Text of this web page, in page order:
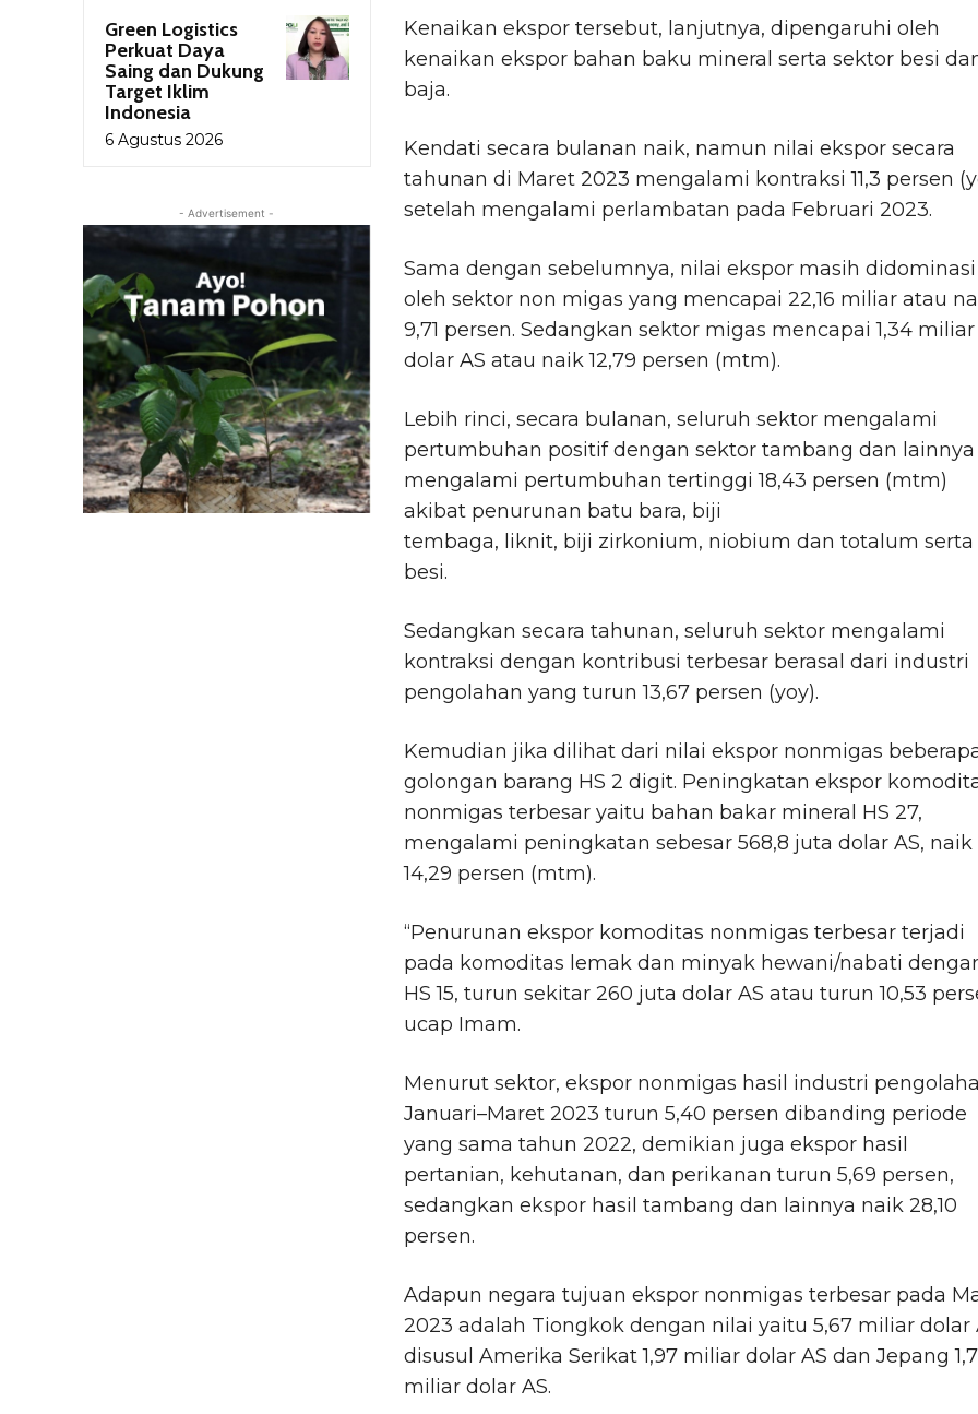
Green Logistics
Perkuat Daya
Saing dan Dukung
Target Iklim
Indonesia
6 Agustus 2026
- Advertisement -
Kenaikan ekspor tersebut, lanjutnya, dipengaruhi oleh
kenaikan ekspor bahan baku mineral serta sektor besi
baja.
Kendati secara bulanan naik, namun nilai ekspor secara
tahunan di Maret 2023 mengalami kontraksi 11,3 persen
setelah mengalami perlambatan pada Februari 2023.
Sama dengan sebelumnya, nilai ekspor masih didominasi
oleh sektor non migas yang mencapai 22,16 miliar atau
9,71 persen. Sedangkan sektor migas mencapai 1,34 miliar
dolar AS atau naik 12,79 persen (mtm).
Lebih rinci, secara bulanan, seluruh sektor mengalami
pertumbuhan positif dengan sektor tambang dan lainnya
mengalami pertumbuhan tertinggi 18,43 persen (mtm)
akibat penurunan batu bara, biji
tembaga, liknit, biji zirkonium, niobium dan totalum serta
besi.
Sedangkan secara tahunan, seluruh sektor mengalami
kontraksi dengan kontribusi terbesar berasal dari industri
pengolahan yang turun 13,67 persen (yoy).
Kemudian jika dilihat dari nilai ekspor nonmigas
golongan barang HS 2 digit. Peningkatan ekspor
nonmigas terbesar yaitu bahan bakar mineral HS 27,
mengalami peningkatan sebesar 568,8 juta dolar AS, naik
14,29 persen (mtm).
“Penurunan ekspor komoditas nonmigas terbesar terjadi
pada komoditas lemak dan minyak hewani/nabati
HS 15, turun sekitar 260 juta dolar AS atau turun 10,53
ucap Imam.
Menurut sektor, ekspor nonmigas hasil industri
Januari–Maret 2023 turun 5,40 persen dibanding periode
yang sama tahun 2022, demikian juga ekspor hasil
pertanian, kehutanan, dan perikanan turun 5,69 persen,
sedangkan ekspor hasil tambang dan lainnya naik 28,10
persen.
Adapun negara tujuan ekspor nonmigas terbesar pada
2023 adalah Tiongkok dengan nilai yaitu 5,67 miliar dolar
disusul Amerika Serikat 1,97 miliar dolar AS dan Jepang
miliar dolar AS.